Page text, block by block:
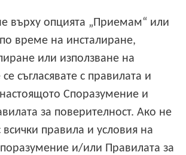
върху опцията „Приемам“ или
време на инсталиране,
или използване на
съгласявате с правилата и
Споразумение и
за поверителност. Ако не
всички правила и условия на
и/или Правилата за